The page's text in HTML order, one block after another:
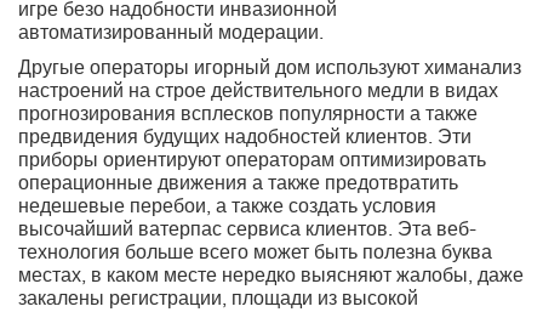
игре безо надобности инвазионной
автоматизированный модерации.
Другые операторы игорный дом используют химанализ
настроений на строе действительного медли в видах
прогнозирования всплесков популярности а также
предвидения будущих надобностей клиентов. Эти
приборы ориентируют операторам оптимизировать
операционные движения а также предотвратить
недешевые перебои, а также создать условия
высочайший ватерпас сервиса клиентов. Эта веб-
технология больше всего может быть полезна буква
местах, в каком месте нередко выясняют жалобы, даже
закалены регистрации, площади из высокой